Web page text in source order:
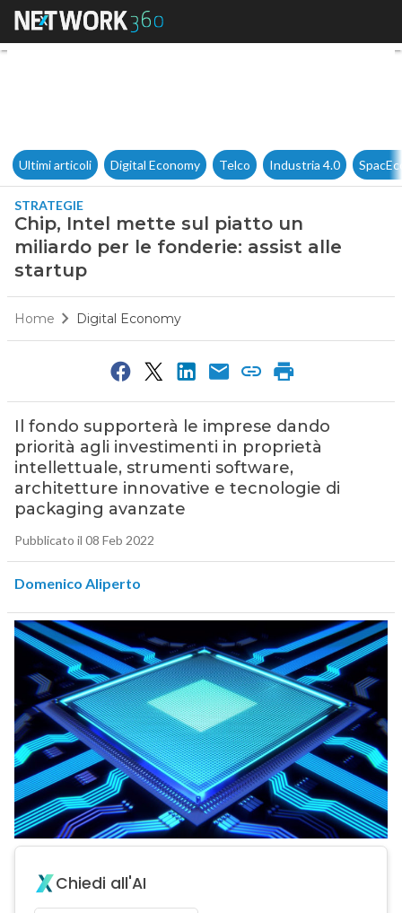
Chip, Intel mette sul piatto
Ultimi articoli Digital Economy Telco Industria 4.0
STRATEGIE
Chip, Intel mette sul piatto un
miliardo per le fonderie: assist alle
startup
Home Digital Economy
Il fondo supporterà le imprese dando
priorità agli investimenti in proprietà
intellettuale, strumenti software,
architetture innovative e tecnologie di
packaging avanzate
Pubblicato il 08 Feb 2022
Domenico Aliperto
Chiedi all'AI